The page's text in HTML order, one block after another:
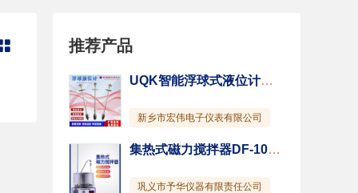
推荐产品
UQK智能浮球式液位计不锈钢连杆式浮球式液位变送器
新乡市宏伟电子仪表有限公司
集热式磁力搅拌器DF-101T-5L
巩义市予华仪器有限责任公司